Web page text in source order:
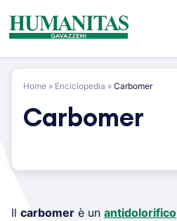
content
Home » Enciclopedia » Carbomer
Carbomer
Il carbomer è un antidolorifico